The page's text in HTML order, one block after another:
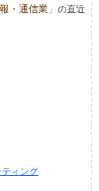
・通信業」 の直近
ィング